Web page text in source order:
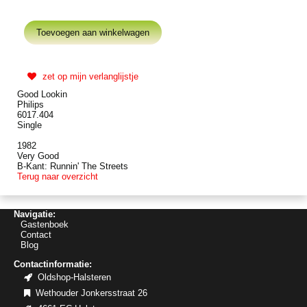
zet op mijn verlanglijstje
Good Lookin
Philips
6017.404
Single
1982
Very Good
B-Kant: Runnin' The Streets
Terug naar overzicht
Navigatie:
Gastenboek
Contact
Blog
Contactinformatie:
Oldshop-Halsteren
Wethouder Jonkersstraat 26